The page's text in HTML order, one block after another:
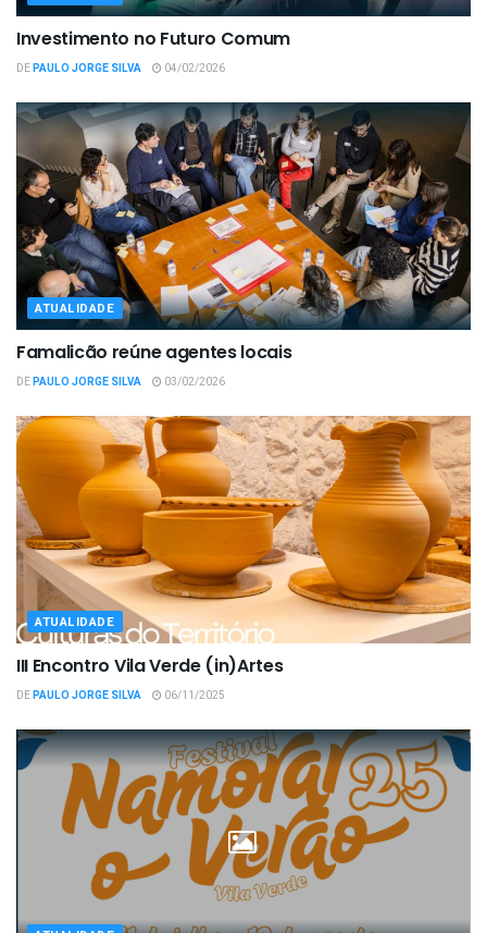
Investimento no Futuro Comum
DEPAULO JORGE SILVA 04/02/2026
ATUALIDADE
Famalicão reúne agentes locais
DEPAULO JORGE SILVA 03/02/2026
ATUALIDADE
III Encontro Vila Verde (in)Artes
DEPAULO JORGE SILVA 06/11/2025